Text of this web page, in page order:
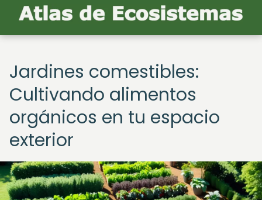
Jardines comestibles:
Cultivando alimentos
orgánicos en tu espacio
exterior